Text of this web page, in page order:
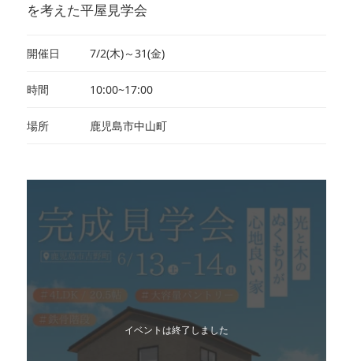
を考えた平屋見学会
開催日 7/2(木)～31(金)
時間 10:00~17:00
場所 鹿児島市中山町
イベントは終了しました